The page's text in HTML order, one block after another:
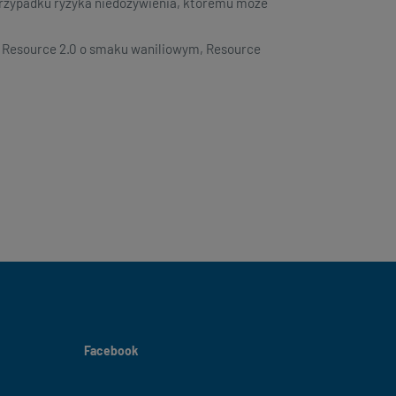
2.0 o smaku waniliowym, Resource
Facebook